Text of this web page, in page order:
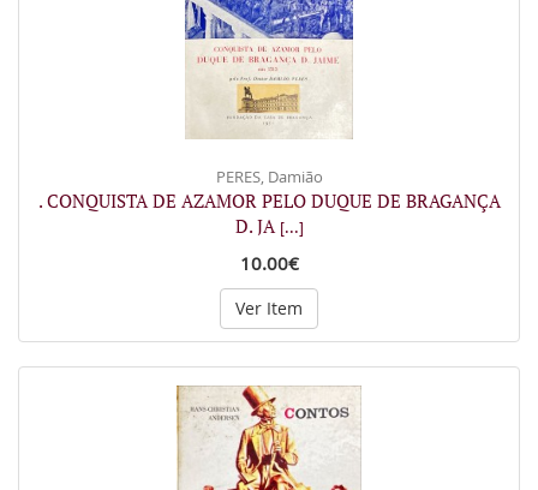
PERES, Damião
. CONQUISTA DE AZAMOR PELO DUQUE DE BRAGANÇA
D. JA [...]
10.00€
Ver Item